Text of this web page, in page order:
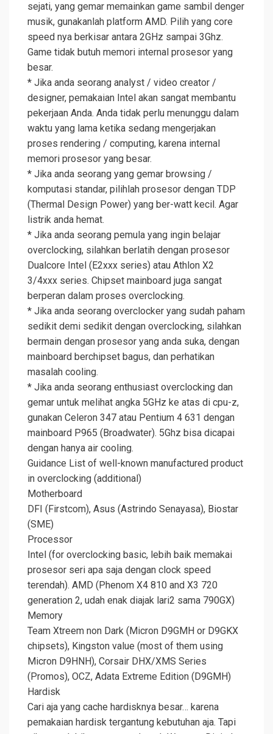
sejati, yang gemar memainkan game sambil denger
musik, gunakanlah platform AMD. Pilih yang core
speed nya berkisar antara 2GHz sampai 3Ghz.
Game tidak butuh memori internal prosesor yang
besar.
* Jika anda seorang analyst / video creator /
designer, pemakaian Intel akan sangat membantu
pekerjaan Anda. Anda tidak perlu menunggu dalam
waktu yang lama ketika sedang mengerjakan
proses rendering / computing, karena internal
memori prosesor yang besar.
* Jika anda seorang yang gemar browsing /
komputasi standar, pilihlah prosesor dengan TDP
(Thermal Design Power) yang ber-watt kecil. Agar
listrik anda hemat.
* Jika anda seorang pemula yang ingin belajar
overclocking, silahkan berlatih dengan prosesor
Dualcore Intel (E2xxx series) atau Athlon X2
3/4xxx series. Chipset mainboard juga sangat
berperan dalam proses overclocking.
* Jika anda seorang overclocker yang sudah paham
sedikit demi sedikit dengan overclocking, silahkan
bermain dengan prosesor yang anda suka, dengan
mainboard berchipset bagus, dan perhatikan
masalah cooling.
* Jika anda seorang enthusiast overclocking dan
gemar untuk melihat angka 5GHz ke atas di cpu-z,
gunakan Celeron 347 atau Pentium 4 631 dengan
mainboard P965 (Broadwater). 5Ghz bisa dicapai
dengan hanya air cooling.
Guidance List of well-known manufactured product
in overclocking (additional)
Motherboard
DFI (Firstcom), Asus (Astrindo Senayasa), Biostar
(SME)
Processor
Intel (for overclocking basic, lebih baik memakai
prosesor seri apa saja dengan clock speed
terendah). AMD (Phenom X4 810 and X3 720
generation 2, udah enak diajak lari2 sama 790GX)
Memory
Team Xtreem non Dark (Micron D9GMH or D9GKX
chipsets), Kingston value (most of them using
Micron D9HNH), Corsair DHX/XMS Series
(Promos), OCZ, Adata Extreme Edition (D9GMH)
Hardisk
Cari aja yang cache hardisknya besar… karena
pemakaian hardisk tergantung kebutuhan aja. Tapi